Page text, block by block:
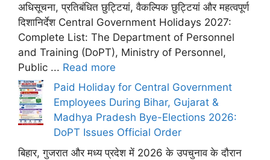
अधिसूचना, प्रतिबंधित छुट्टियां, वैकल्पिक छुट्टियां और महत्वपूर्ण
दिशानिर्देश Central Government Holidays 2027:
Complete List: The Department of Personnel
and Training (DoPT), Ministry of Personnel,
Public ... Read more
Paid Holiday for Central Government
Employees During Bihar, Gujarat &
Madhya Pradesh Bye-Elections 2026:
DoPT Issues Official Order
बिहार, गुजरात और मध्य प्रदेश में 2026 के उपचुनाव के दौरान